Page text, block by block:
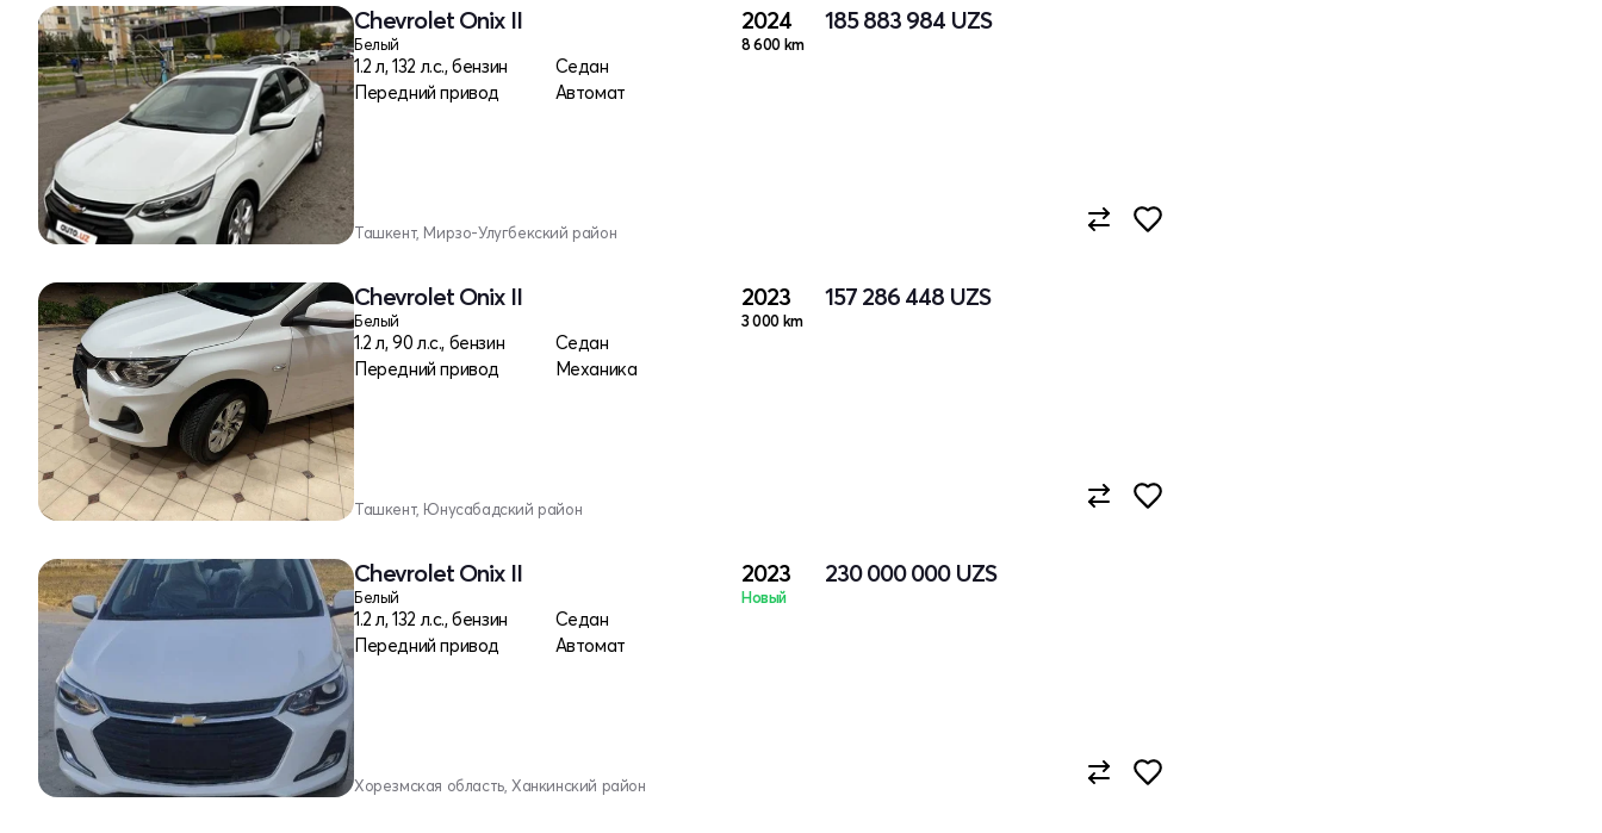
Chevrolet Onix II
Белый
1.2 л, 132 л.с., бензин
Седан
Передний привод
Автомат
2024
8 600 km
185 883 984 UZS
Ташкент, Мирзо-Улугбекский район
Chevrolet Onix II
Белый
1.2 л, 90 л.с., бензин
Седан
Передний привод
Механика
2023
3 000 km
157 286 448 UZS
Ташкент, Юнусабадский район
Chevrolet Onix II
Белый
1.2 л, 132 л.с., бензин
Седан
Передний привод
Автомат
2023
Новый
230 000 000 UZS
Хорезмская область, Ханкинский район